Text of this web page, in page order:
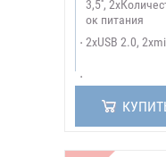
3,5'',
ок питания
2xUSB 2.0,